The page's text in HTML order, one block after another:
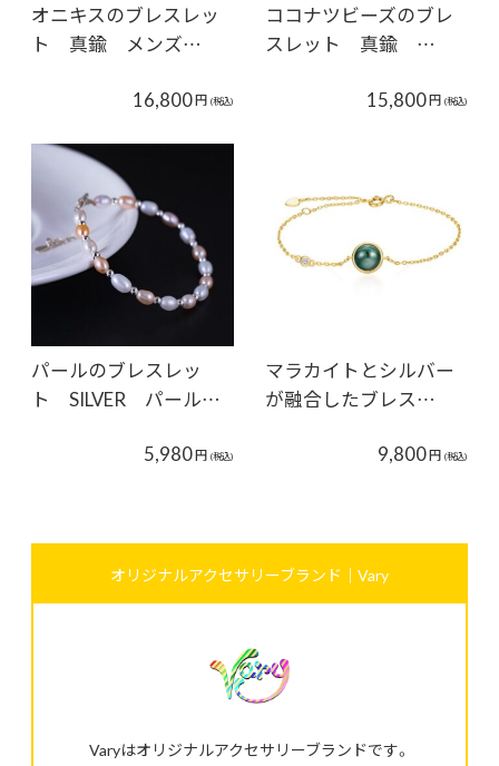
オニキスのブレスレッ
ト 真鍮 メンズ…
16,800円 (税込)
ココナツビーズのブレ
スレット 真鍮 …
15,800円 (税込)
パールのブレスレッ
ト SILVER パール…
5,980円 (税込)
マラカイトとシルバー
が融合したブレス…
9,800円 (税込)
オリジナルアクセサリーブランド｜Vary
Varyはオリジナルアクセサリーブランドです。